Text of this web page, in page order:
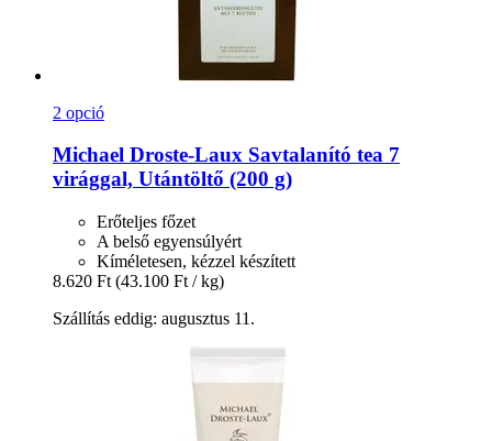
2 opció
Michael Droste-Laux Savtalanító tea 7
virággal, Utántöltő (200 g)
Erőteljes főzet
A belső egyensúlyért
Kíméletesen, kézzel készített
8.620 Ft (43.100 Ft / kg)
Szállítás eddig: augusztus 11.